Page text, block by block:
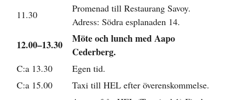
11.30
Promenad till Restaurang Savoy.
Adress: Södra esplanaden 14.
12.00–13.30
Möte och lunch med Aapo
Cederberg.
C:a 13.30
Egen tid.
C:a 15.00
Taxi till HEL efter överenskommelse.